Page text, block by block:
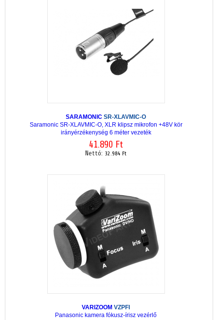
SARAMONIC SR-XLAVMIC-O
Saramonic SR-XLAVMIC-O, XLR klipsz mikrofon +48V kör
irányérzékenység 6 méter vezeték
41.890 Ft
Nettó: 32.984 Ft
VARIZOOM VZPFI
Panasonic kamera fókusz-írisz vezérlő